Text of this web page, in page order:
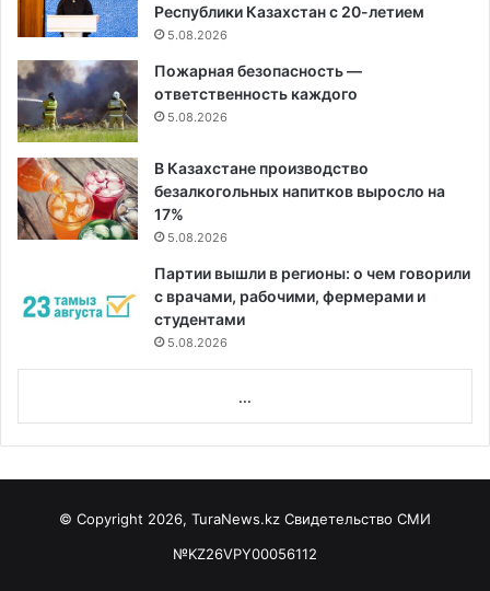
Республики Казахстан с 20-летием
5.08.2026
Пожарная безопасность —
ответственность каждого
5.08.2026
В Казахстане производство
безалкогольных напитков выросло на
17%
5.08.2026
Партии вышли в регионы: о чем говорили
с врачами, рабочими, фермерами и
студентами
5.08.2026
...
© Copyright 2026, TuraNews.kz Свидетельство СМИ
№KZ26VPY00056112